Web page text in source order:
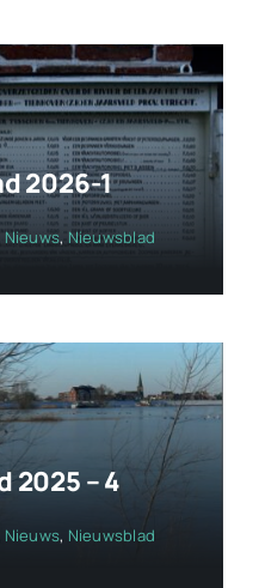
2026-1
Nieuws, Nieuwsblad
2025 – 4
Nieuws, Nieuwsblad